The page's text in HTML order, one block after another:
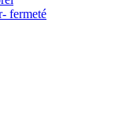
fermeté